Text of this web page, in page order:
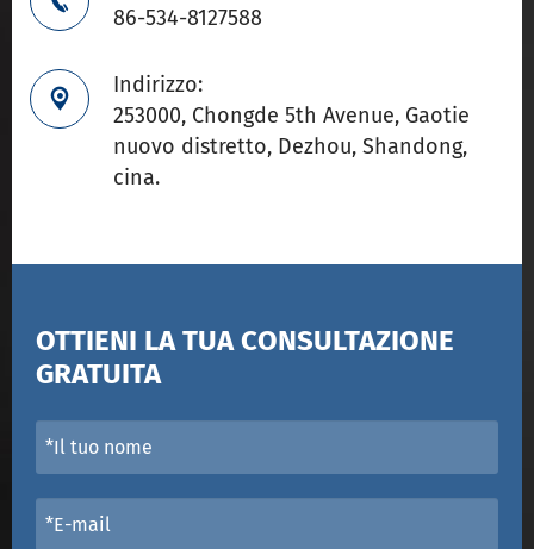
86-534-8127588

Indirizzo:
253000, Chongde 5th Avenue, Gaotie
nuovo distretto, Dezhou, Shandong,
cina.
OTTIENI LA TUA CONSULTAZIONE
GRATUITA